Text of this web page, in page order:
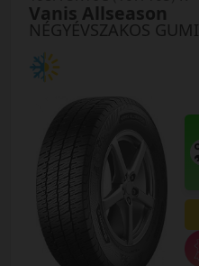
NÉGYÉVSZAKOS GUMI
Vanis Allseason